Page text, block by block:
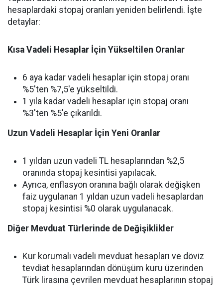
hesaplardaki stopaj oranları yeniden belirlendi. İşte
detaylar:
Kısa Vadeli Hesaplar İçin Yükseltilen Oranlar
6 aya kadar vadeli hesaplar için stopaj oranı
%5'ten %7,5'e yükseltildi.
1 yıla kadar vadeli hesaplar için stopaj oranı
%3'ten %5'e çıkarıldı.
Uzun Vadeli Hesaplar İçin Yeni Oranlar
1 yıldan uzun vadeli TL hesaplarından %2,5
oranında stopaj kesintisi yapılacak.
Ayrıca, enflasyon oranına bağlı olarak değişken
faiz uygulanan 1 yıldan uzun vadeli hesaplardan
stopaj kesintisi %0 olarak uygulanacak.
Diğer Mevduat Türlerinde de Değişiklikler
Kur korumalı vadeli mevduat hesapları ve döviz
tevdiat hesaplarından dönüşüm kuru üzerinden
Türk lirasına çevrilen mevduat hesaplarının stopaj